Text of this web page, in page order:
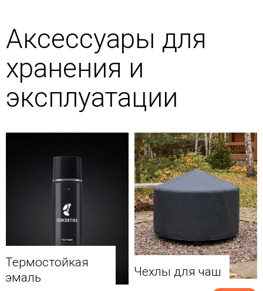
Аксессуары для
хранения и
эксплуатации
Термостойкая
эмаль
Чехлы для чаш